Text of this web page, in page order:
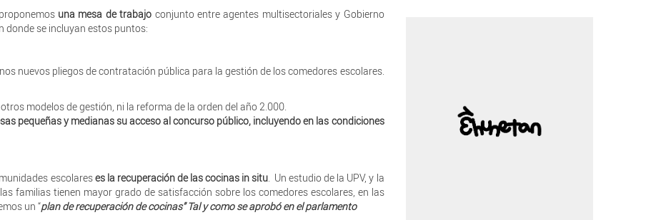
proponemos una mesa de trabajo conjunto entre agentes multisectoriales y Gobierno
donde se incluyan estos puntos:
nuevos pliegos de contratación pública para la gestión de los comedores escolares.
modelos de gestión, ni la reforma de la orden del año 2.000.
pequeñas y medianas su acceso al concurso público, incluyendo en las condiciones
escolareses la recuperación de las cocinas in situ. Un estudio de la UPV, y la
familias tienen mayor grado de satisfacción sobre los comedores escolares, en las
un “plan de recuperación de cocinas” Tal y como se aprobó en el parlamento